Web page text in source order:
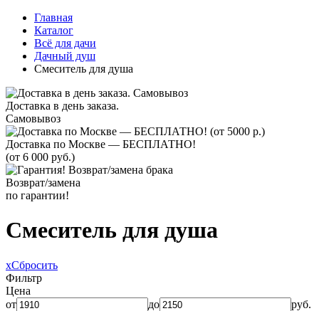
Главная
Каталог
Всё для дачи
Дачный душ
Смеситель для душа
Доставка в день заказа.
Самовывоз
Доставка по Москве — БЕСПЛАТНО!
(от 6 000 руб.)
Возврат/замена
по гарантии!
Смеситель для душа
xСбросить
Фильтр
Цена
от
до
руб.